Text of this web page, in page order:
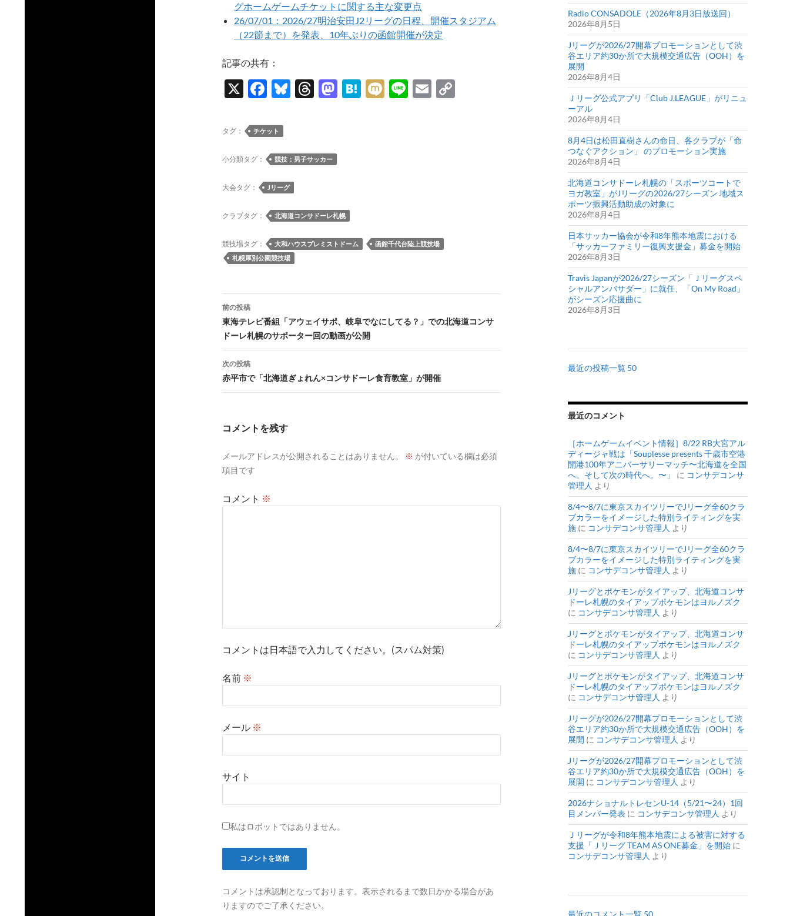
グホームゲームチケットに関する主な変更点
26/07/01：2026/27明治安田J2リーグの日程、開催スタジアム
（22節まで）を発表、10年ぶりの函館開催が決定
記事の共有：
X
F
e
o
o
Bl
y
T
ds
M H
M Li
E
タグ： チケット
小分類タグ： 競技：男子サッカー
大会タグ： Jリーグ
クラブタグ： 北海道コンサドーレ札幌
競技場タグ： 大和ハウスプレミストドーム
函館千代台陸上競技場
札幌厚別公園競技場
投
稿
ナ
ビ
ゲ
シ
ン
前の投稿
東海テレビ番組「アウェイサポ、岐阜でなにしてる？」での北海道コンサ
ドーレ札幌のサポーター回の動画が公開
次の投稿
赤平市で「北海道ぎょれん×コンサドーレ食育教室」が開催
コメントを残す
メールアドレスが公開されることはありません。 ※ が付いている欄は必須
項目です
コメント ※
コメントは日本語で入力してください。(スパム対策)
名前 ※
メール ※
サイト
私はロボットではありません。
コメントは承認制となっております。表示されるまで数日かかる場合があ
りますのでご了承ください。
Radio CONSADOLE（2026年8月3日放送回）
2026年8月5日
Jリーグが2026/27開幕プロモーションとして渋
谷エリア約30か所で大規模交通広告（OOH）を
展開
2026年8月4日
Ｊリーグ公式アプリ「Club J.LEAGUE」がリニュ
ーアル
2026年8月4日
8月4日は松田直樹さんの命日、各クラブが「命
つなぐアクション」 のプロモーション実施
2026年8月4日
北海道コンサドーレ札幌の「スポーツコートで
ヨガ教室」がJリーグの2026/27シーズン 地域ス
ポーツ振興活動助成の対象に
2026年8月4日
日本サッカー協会が令和8年熊本地震における
「サッカーファミリー復興支援金」募金を開始
2026年8月3日
Travis Japanが2026/27シーズン「Ｊリーグスペ
シャルアンバサダー」に就任、「On My Road」
がシーズン応援曲に
2026年8月3日
最近の投稿一覧 50
最近のコメント
［ホームゲームイベント情報］8/22 RB大宮アル
ディージャ戦は「Souplesse presents 千歳市空港
開港100年アニバーサリーマッチ〜北海道を全国
へ。そして次の時代へ。〜」
に コンサデコンサ
管理人 より
8/4〜8/7に東京スカイツリーでJリーグ全60クラ
ブカラーをイメージした特別ライティングを実
施 に コンサデコンサ管理人 より
8/4〜8/7に東京スカイツリーでJリーグ全60クラ
ブカラーをイメージした特別ライティングを実
施 に コンサデコンサ管理人 より
Jリーグとポケモンがタイアップ、北海道コンサ
ドーレ札幌のタイアップポケモンはヨルノズク
に コンサデコンサ管理人 より
Jリーグとポケモンがタイアップ、北海道コンサ
ドーレ札幌のタイアップポケモンはヨルノズク
に コンサデコンサ管理人 より
Jリーグとポケモンがタイアップ、北海道コンサ
ドーレ札幌のタイアップポケモンはヨルノズク
に コンサデコンサ管理人 より
Jリーグが2026/27開幕プロモーションとして渋
谷エリア約30か所で大規模交通広告（OOH）を
展開 に コンサデコンサ管理人 より
Jリーグが2026/27開幕プロモーションとして渋
谷エリア約30か所で大規模交通広告（OOH）を
展開 に コンサデコンサ管理人 より
2026ナショナルトレセンU-14（5/21〜24）1回
目メンバー発表 に コンサデコンサ管理人 より
Ｊリーグが令和8年熊本地震による被害に対する
支援「Ｊリーグ TEAM AS ONE募金」を開始 に
コンサデコンサ管理人 より